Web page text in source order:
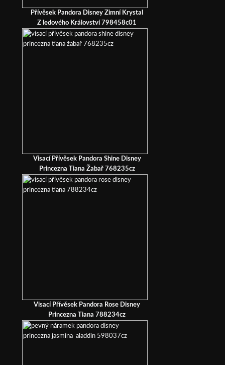
Přívěsek Pandora Disney Zimní Krystal
Z ledového Království 798458c01
Visací Přívěsek Pandora Shine Disney
Princezna Tiana Žabař 768235cz
Visací Přívěsek Pandora Rose Disney
Princezna Tiana 788234cz